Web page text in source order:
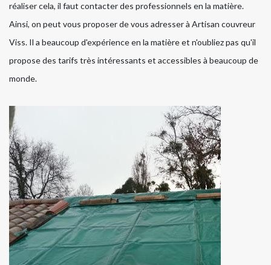
réaliser cela, il faut contacter des professionnels en la matière.
Ainsi, on peut vous proposer de vous adresser à Artisan couvreur
Viss. Il a beaucoup d'expérience en la matière et n'oubliez pas qu'il
propose des tarifs très intéressants et accessibles à beaucoup de
monde.